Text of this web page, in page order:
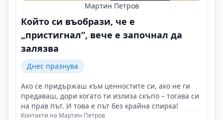
Мартин Петров
Който си въобрази, че е
„пристигнал“, вече е започнал да
залязва
Днес празнува
Ако се придържаш към ценностите си, ако не ги
предаваш, дори когато ти излиза скъпо – тогава си
на прав път. И това е път без крайна спирка!
Контакти на Мартин Петров